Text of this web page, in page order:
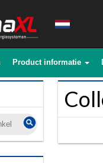
Product informatie